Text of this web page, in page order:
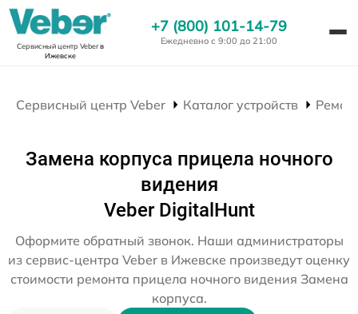
Сервисный центр Veberв
Ижевске
+7 (800) 101-14-79
Ежедневно с 9:00 до 21:00
Сервисный центр Veber Каталог устройств
Замена корпуса прицела ночного
видения
Veber DigitalHunt
Оформите обратный звонок. Наши администраторы
из сервис-центра Veber в Ижевске произведут оценку
стоимости ремонта прицела ночного видения Замена
корпуса.